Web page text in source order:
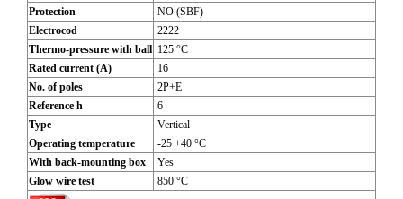
Protection
NO (SBF)
Electrocod
2222
Thermo-pressure with ball 125 °C
Rated current (A)
16
No. of poles
2P+E
Reference h
6
Type
Vertical
Operating temperature
-25 +40 °C
With back-mounting box
Yes
Glow wire test
850 °C